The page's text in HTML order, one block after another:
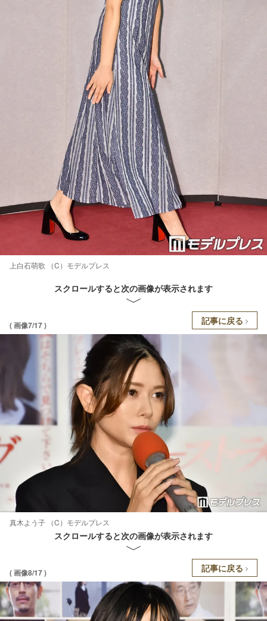
上白石萌歌 （C）モデルプレス
スクロールすると次の画像が表示されます
( 画像7/17 ) 記事に戻る
真木よう子 （C）モデルプレス
スクロールすると次の画像が表示されます
( 画像8/17 ) 記事に戻る